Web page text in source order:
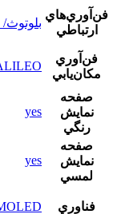
فن‌آوري‌هاي
ارتباطي
بلوتوث/ Wi-Fi/ QZSS/ OTG/ Infrared
فن‌آوري
مکان‌يابي
صفحه
نمايش
رنگي
yes
صفحه
نمايش
لمسي
yes
فناوري